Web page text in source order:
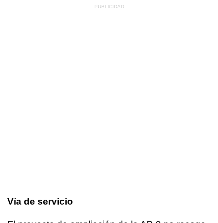
Vía de servicio